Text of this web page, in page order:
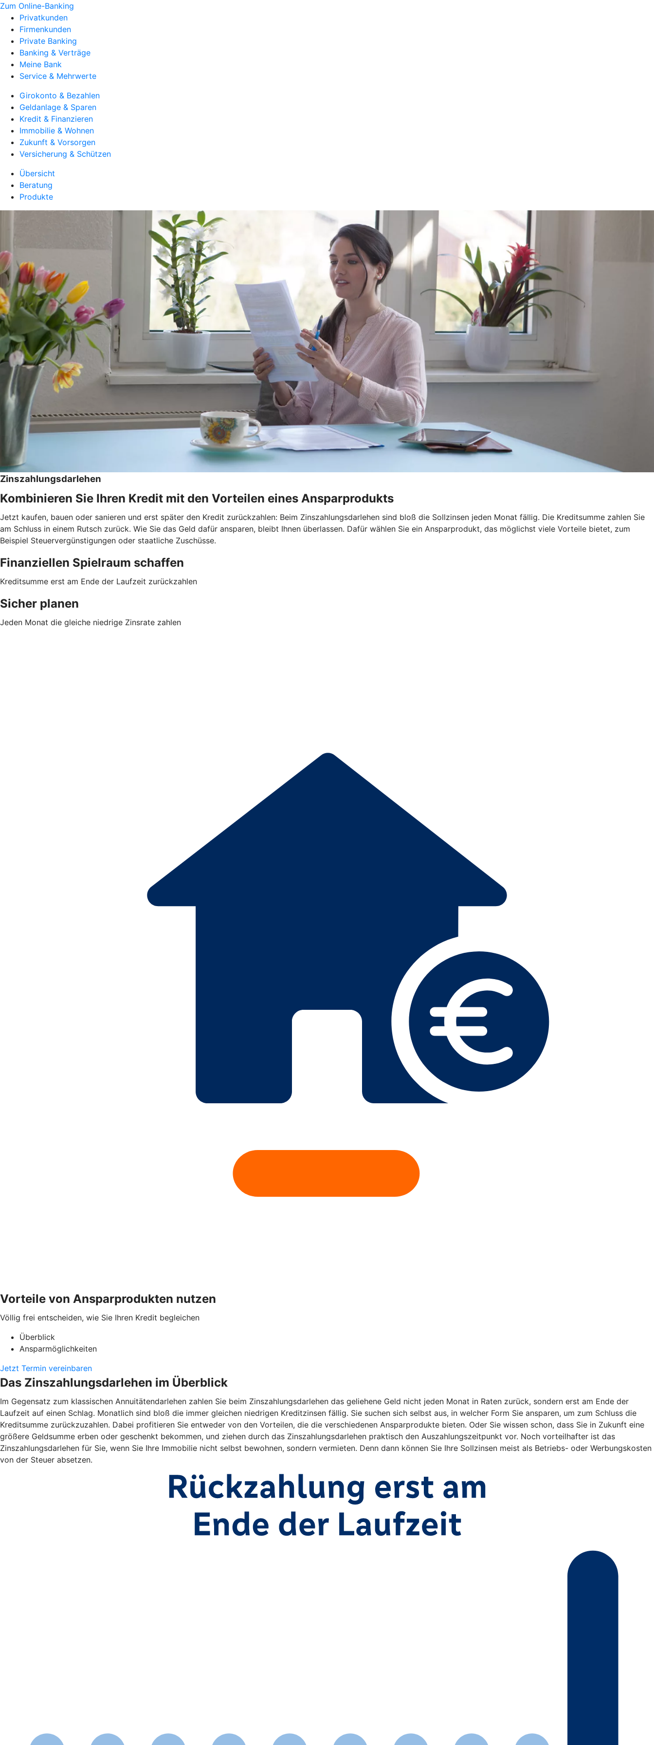
Zum Online-Banking
Privatkunden
Firmenkunden
Private Banking
Banking & Verträge
Meine Bank
Service & Mehrwerte
Girokonto & Bezahlen
Geldanlage & Sparen
Kredit & Finanzieren
Immobilie & Wohnen
Zukunft & Vorsorgen
Versicherung & Schützen
Übersicht
Beratung
Produkte
Zinszahlungsdarlehen
Kombinieren Sie Ihren Kredit mit den Vorteilen eines Ansparprodukts
Jetzt kaufen, bauen oder sanieren und erst später den Kredit zurückzahlen: Beim Zinszahlungsdarlehen sind bloß die Sollzinsen jeden Monat fällig. Die Kreditsumme zahlen Sie
am Schluss in einem Rutsch zurück. Wie Sie das Geld dafür ansparen, bleibt Ihnen überlassen. Dafür wählen Sie ein Ansparprodukt, das möglichst viele Vorteile bietet, zum
Beispiel Steuervergünstigungen oder staatliche Zuschüsse.
Finanziellen Spielraum schaffen
Kreditsumme erst am Ende der Laufzeit zurückzahlen
Sicher planen
Jeden Monat die gleiche niedrige Zinsrate zahlen
Vorteile von Ansparprodukten nutzen
Völlig frei entscheiden, wie Sie Ihren Kredit begleichen
Überblick
Ansparmöglichkeiten
Jetzt Termin vereinbaren
Das Zinszahlungsdarlehen im Überblick
Im Gegensatz zum klassischen Annuitätendarlehen zahlen Sie beim Zinszahlungsdarlehen das geliehene Geld nicht jeden Monat in Raten zurück, sondern erst am Ende der
Laufzeit auf einen Schlag. Monatlich sind bloß die immer gleichen niedrigen Kreditzinsen fällig. Sie suchen sich selbst aus, in welcher Form Sie ansparen, um zum Schluss die
Kreditsumme zurückzuzahlen. Dabei profitieren Sie entweder von den Vorteilen, die die verschiedenen Ansparprodukte bieten. Oder Sie wissen schon, dass Sie in Zukunft eine
größere Geldsumme erben oder geschenkt bekommen, und ziehen durch das Zinszahlungsdarlehen praktisch den Auszahlungszeitpunkt vor. Noch vorteilhafter ist das
Zinszahlungsdarlehen für Sie, wenn Sie Ihre Immobilie nicht selbst bewohnen, sondern vermieten. Denn dann können Sie Ihre Sollzinsen meist als Betriebs- oder Werbungskosten
von der Steuer absetzen.